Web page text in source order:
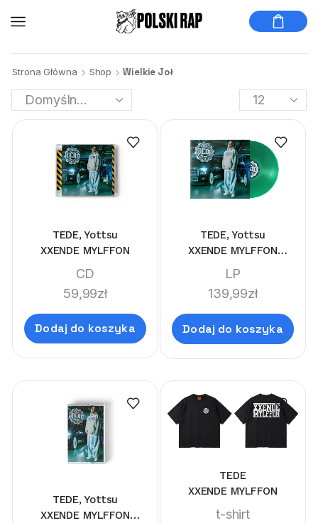
Strona Główna Shop Wielkie Joł
TEDE, Yottsu
XXENDE MYLFFON
CD
59,99zł
Dodaj do koszyka
TEDE, Yottsu
XXENDE MYLFFON
LIMITEDE LP
LP
139,99zł
Dodaj do koszyka
TEDE, Yottsu
XXENDE MYLFFON
TEDE
XXENDE MYLFFON
t-shirt